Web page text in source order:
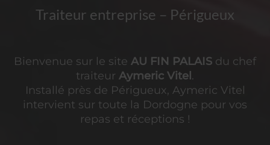
Traiteur entreprise – Périgueux
Bienvenue sur le site AU FIN PALAIS du chef
traiteur Aymeric Vitel .
Installé près de Périgueux, Aymeric Vitel
intervient sur toute la Dordogne pour vos
repas et réceptions !